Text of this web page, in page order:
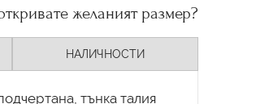
желаният размер?
НАЛИЧНОСТИ
тънка талия